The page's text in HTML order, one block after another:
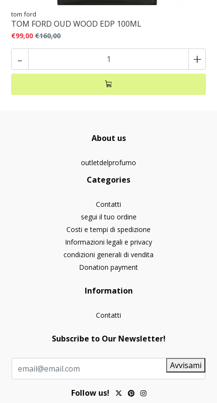
tom ford
TOM FORD OUD WOOD EDP 100ML
€99,00 €160,00
- +
About us
outletdelprofumo
Categories
Contatti
segui il tuo ordine
Costi e tempi di spedizione
Informazioni legali e privacy
condizioni generali di vendita
Donation payment
Information
Contatti
Subscribe to Our Newsletter!
Avvisami
Follow us!